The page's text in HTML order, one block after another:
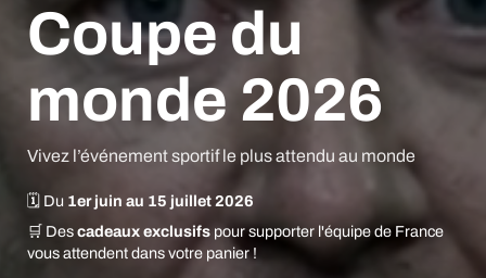
Coupe du
monde 2026
Vivez l’événement sportif le plus attendu au monde
🗓️ Du 1er juin au 15 juillet 2026
🛒 Descadeaux exclusifs pour supporter l'équipe de France
vous attendent dans votre panier !